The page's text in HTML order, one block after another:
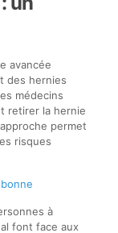
avancée
des hernies
médecins
retirer la hernie
permet
risques
à
font face aux